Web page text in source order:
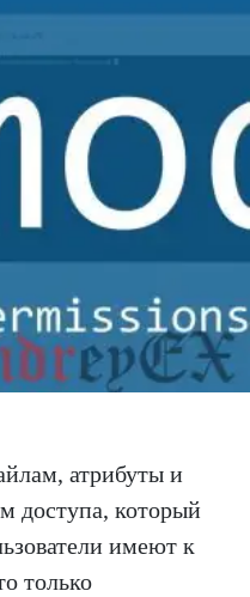
атрибуты и
доступа, который
имеют к
только